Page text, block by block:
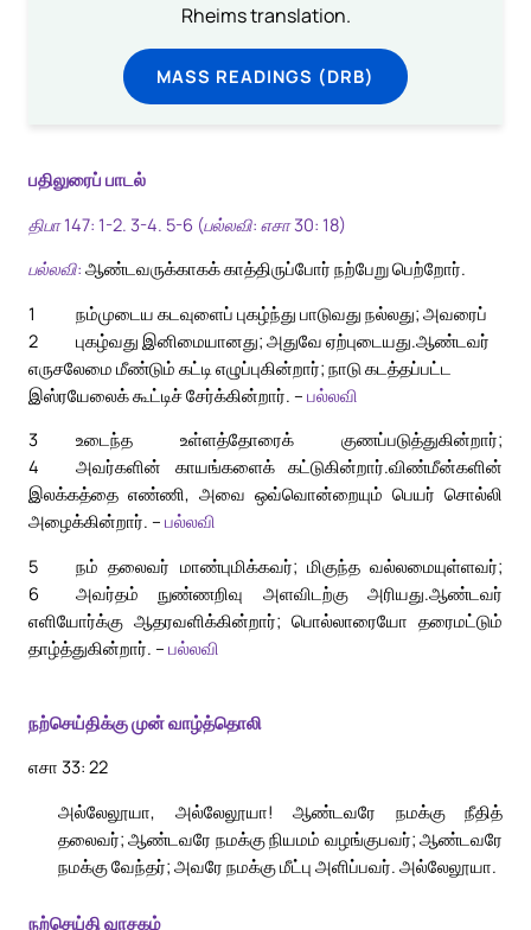
Rheims translation.
MASS READINGS (DRB)
பதிலுரைப் பாடல்
திபா 147: 1-2. 3-4. 5-6 (பல்லவி: எசா 30: 18)
பல்லவி: ஆண்டவருக்காகக் காத்திருப்போர் நற்பேறு பெற்றோர்.
1
நம்முடைய கடவுளைப் புகழ்ந்து பாடுவது நல்லது; அவரைப்
புகழ்வது இனிமையானது; அதுவே ஏற்புடையது.
2
ஆண்டவர்
எருசலேமை மீண்டும் கட்டி எழுப்புகின்றார்; நாடு கடத்தப்பட்ட
இஸ்ரயேலைக் கூட்டிச் சேர்க்கின்றார். – பல்லவி
3
உடைந்த உள்ளத்தோரைக் குணப்படுத்துகின்றார்;
அவர்களின் காயங்களைக் கட்டுகின்றார்.
4
விண்மீன்களின்
இலக்கத்தை எண்ணி, அவை ஒவ்வொன்றையும் பெயர் சொல்லி
அழைக்கின்றார். – பல்லவி
5
நம் தலைவர் மாண்புமிக்கவர்; மிகுந்த வல்லமையுள்ளவர்;
அவர்தம் நுண்ணறிவு அளவிடற்கு அரியது.
6
ஆண்டவர்
எளியோர்க்கு ஆதரவளிக்கின்றார்; பொல்லாரையோ தரைமட்டும்
தாழ்த்துகின்றார். – பல்லவி
நற்செய்திக்கு முன் வாழ்த்தொலி
எசா 33: 22
அல்லேலூயா, அல்லேலூயா! ஆண்டவரே நமக்கு நீதித்
தலைவர்; ஆண்டவரே நமக்கு நியமம் வழங்குபவர்; ஆண்டவரே
நமக்கு வேந்தர்; அவரே நமக்கு மீட்பு அளிப்பவர். அல்லேலூயா.
நற்செய்தி வாசகம்